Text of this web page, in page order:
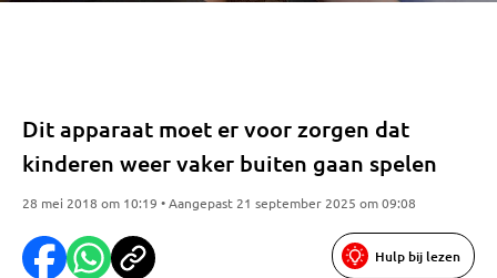
Dit apparaat moet er voor zorgen dat
kinderen weer vaker buiten gaan spelen
28 mei 2018 om 10:19 • Aangepast 21 september 2025 om 09:08
Hulp bij lezen